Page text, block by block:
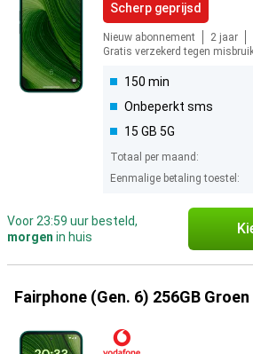
Scherp geprijsd
Nieuw abonnement
2 jaar
Gratis verzekerd tegen
150 min
Onbeperkt sms
15 GB 5G
Totaal per maand:
Eenmalige betaling toestel:
Voor 23:59 uur besteld,
morgen in huis
Fairphone (Gen. 6) 256GB Groen